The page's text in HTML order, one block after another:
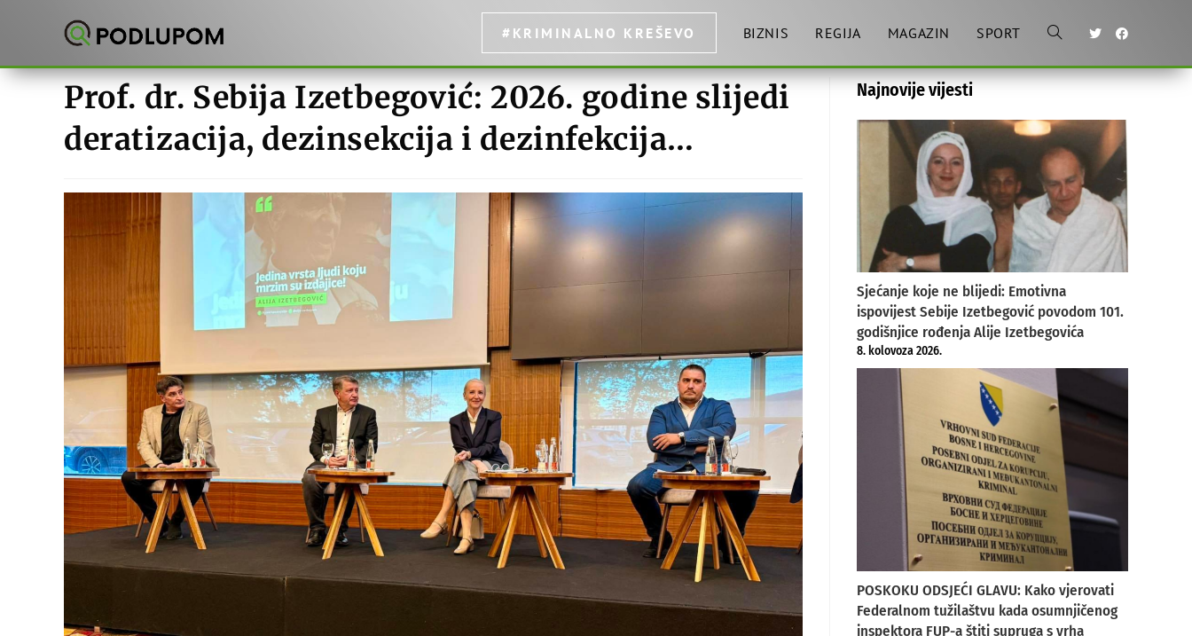
#KRIMINALNO KREŠEVO BIZNIS REGIJA MAGAZIN SPORT Toggle
search
Prof. dr. Sebija Izetbegović: 2026. godine slijedi
deratizacija, dezinsekcija i dezinfekcija…
Najnovije vijesti
Sjećanje koje ne blijedi: Emotivna
ispovijest Sebije Izetbegović povodom 101.
godišnjice rođenja Alije Izetbegovića
8. kolovoza 2026.
POSKOKU ODSJEĆI GLAVU: Kako vjerovati
Federalnom tužilaštvu kada osumnjičenog
inspektora FUP-a štiti supruga s vrha